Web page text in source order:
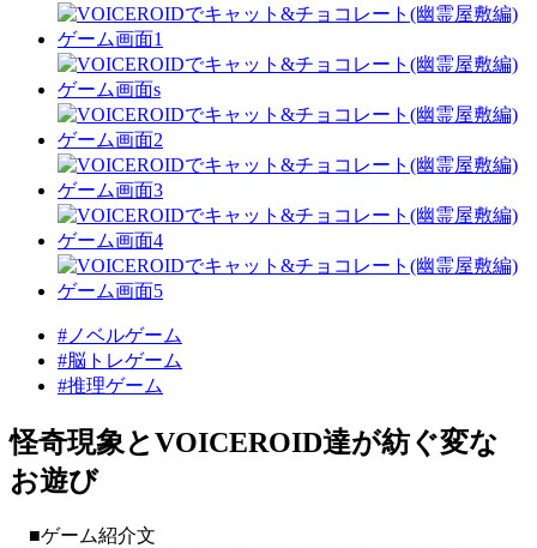
#ノベルゲーム
#脳トレゲーム
#推理ゲーム
怪奇現象とVOICEROID達が紡ぐ変な
お遊び
■ゲーム紹介文